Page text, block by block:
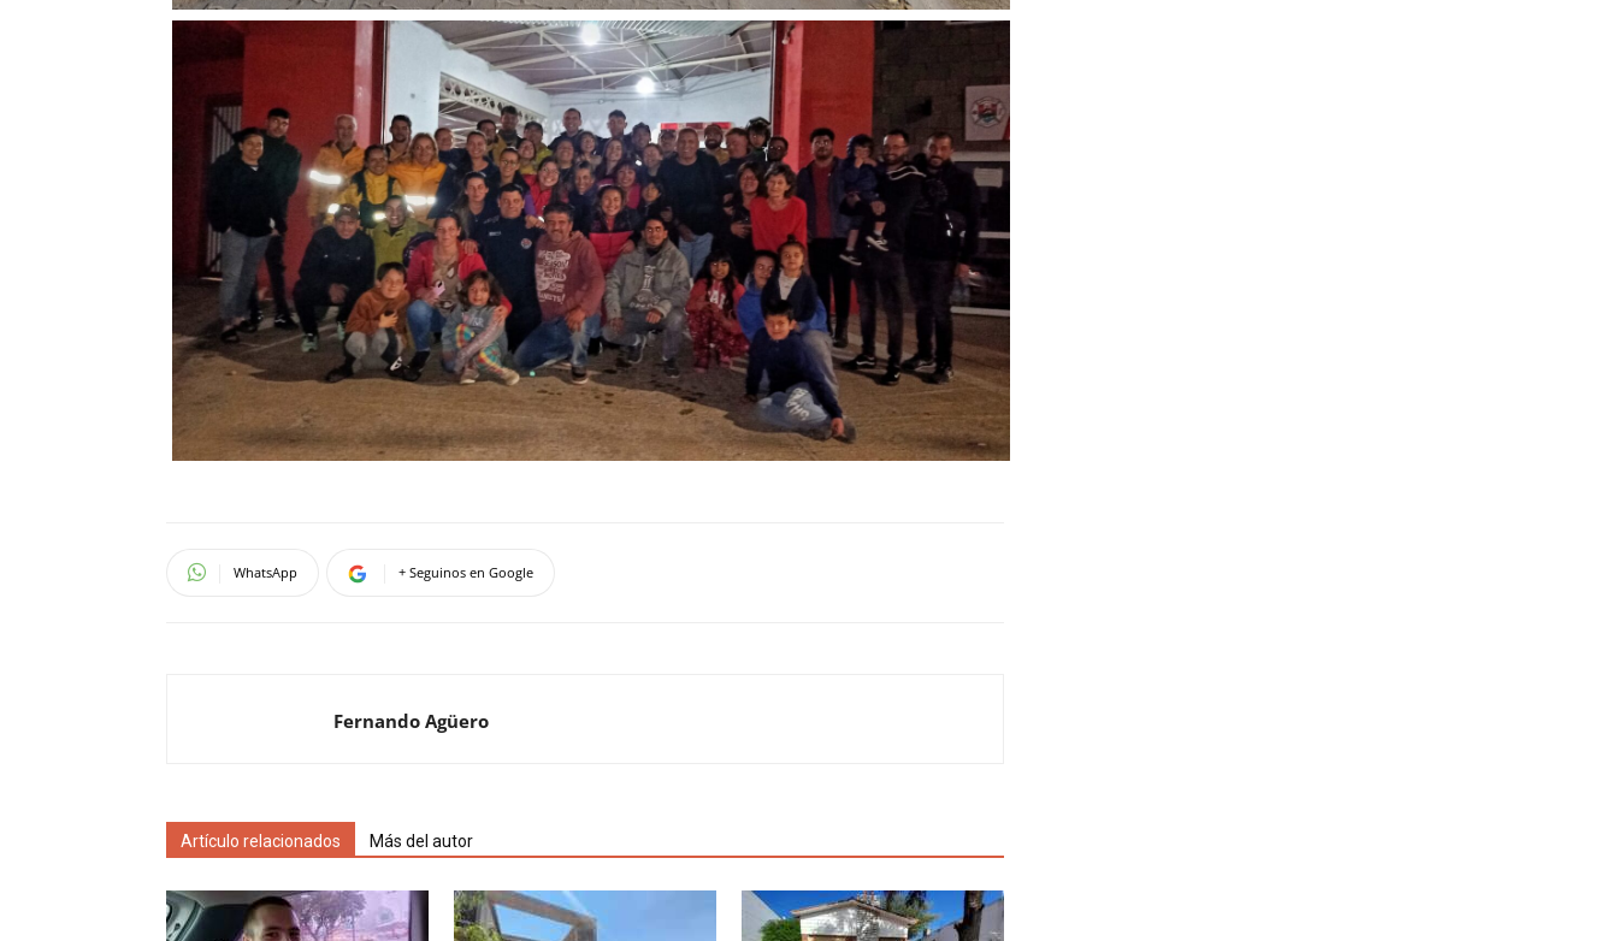
WhatsApp + Seguinos en Google
Fernando Agüero
Artículo relacionados Más del autor